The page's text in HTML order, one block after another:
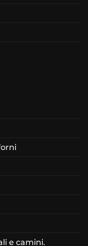
e camini.